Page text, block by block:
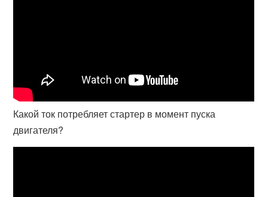
Какой ток потребляет стартер в момент пуска
двигателя?